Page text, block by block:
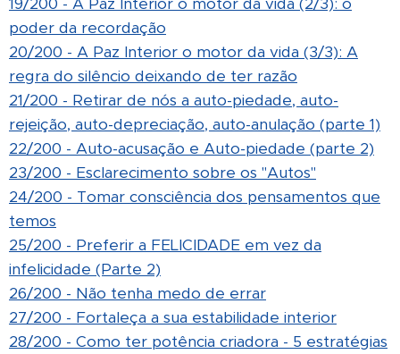
poder da recordação
20/200 - A Paz Interior o motor da vida (3/3): A
regra do silêncio deixando de ter razão
21/200 - Retirar de nós a auto-piedade, auto-
rejeição, auto-depreciação, auto-anulação (parte 1)
22/200 - Auto-acusação e Auto-piedade (parte 2)
23/200 - Esclarecimento sobre os "Autos"
24/200 - Tomar consciência dos pensamentos que
temos
25/200 - Preferir a FELICIDADE em vez da
infelicidade (Parte 2)
26/200 - Não tenha medo de errar
27/200 - Fortaleça a sua estabilidade interior
28/200 - Como ter potência criadora - 5 estratégias